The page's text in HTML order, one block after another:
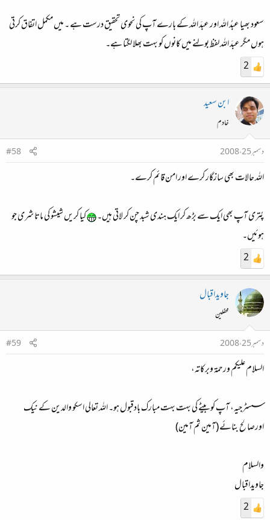
سعود بھیا عبدُ اللہ اور عبدَ اللہ کے بارے آپ کی نحوی تحقیق درست ہے ۔ میں مکمل اتفاق کرتی
ہوں مگر عبدَ اللہ لفظ بولنے میں کانوں کو بہت بھلا لگتا ہے۔
2
ابن سعید
خادم
دسمبر 25، 2008
#58
اللہ حالات بھی سازگار کرے اور امن قائم کرے۔
پُتری آپ بھی ایک سے بڑھ کر ایک ہندی شبد چن کر لاتی ہیں۔ کیا کریں شیشو کی ماتا شری جو
ہوئیں۔
2
جاویداقبال
محفلین
دسمبر 25، 2008
#59
السلام علیکم ورحمۃ وبرکاتہ،
سسٹرجیہ، آپ کوبیٹے کی بہت بہت مبارک بادقبول ہو۔ اللہ تعالی اسکو والدین کے نیک
اورصالح بنائے (آمین ثم آمین)
والسلام
جاویداقبال
2